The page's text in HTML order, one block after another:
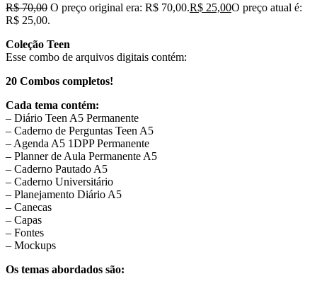
R$70,00 O preço original era: R$ 70,00.R$ 25,00O preço atual é:
R$ 25,00.
Coleção Teen
Esse combo de arquivos digitais contém:
20 Combos completos!
Cada tema contém:
– Diário Teen A5 Permanente
– Caderno de Perguntas Teen A5
– Agenda A5 1DPP Permanente
– Planner de Aula Permanente A5
– Caderno Pautado A5
– Caderno Universitário
– Planejamento Diário A5
– Canecas
– Capas
– Fontes
– Mockups
Os temas abordados são: